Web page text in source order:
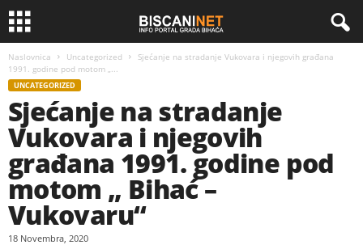
Naslovnica Uncategorized
Sjećanje na stradanje Vukovara i njegovih građana
1991. godine pod motom „...
UNCATEGORIZED
Sjećanje na stradanje
Vukovara i njegovih
građana 1991. godine pod
motom „ Bihać –
Vukovaru“
18 Novembra, 2020